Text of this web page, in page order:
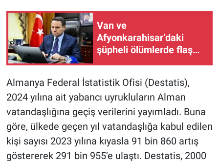
Van ve
Afyonkarahisar’daki
şüpheli ölümlerde flaş
Almanya Federal İstatistik Ofisi (Destatis),
2024 yılına ait yabancı uyrukluların Alman
vatandaşlığına geçiş verilerini yayımladı. Buna
göre, ülkede geçen yıl vatandaşlığa kabul edilen
kişi sayısı 2023 yılına kıyasla 91 bin 860 artış
göstererek 291 bin 955’e ulaştı. Destatis, 2000